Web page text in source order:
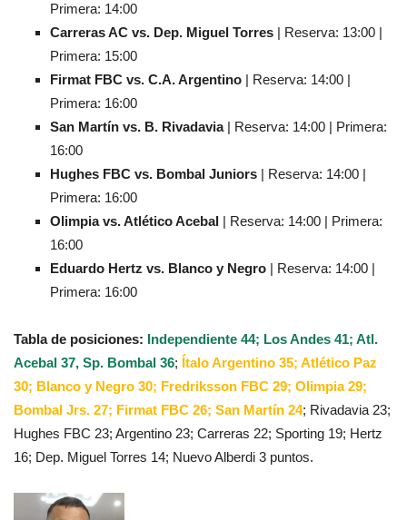
Primera: 14:00
Carreras AC vs. Dep. Miguel Torres | Reserva: 13:00 |
Primera: 15:00
Firmat FBC vs. C.A. Argentino | Reserva: 14:00 |
Primera: 16:00
San Martín vs. B. Rivadavia| Reserva: 14:00 | Primera:
16:00
Hughes FBC vs. Bombal Juniors | Reserva: 14:00 |
Primera: 16:00
Olimpia vs. Atlético Acebal | Reserva: 14:00 | Primera:
16:00
Eduardo Hertz vs. Blanco y Negro | Reserva: 14:00 |
Primera: 16:00
Tabla de posiciones: Independiente 44; Los Andes 41; Atl.
Acebal 37, Sp. Bombal 36; Ítalo Argentino 35; Atlético Paz
30; Blanco y Negro 30; Fredriksson FBC 29; Olimpia 29;
Bombal Jrs. 27; Firmat FBC 26; San Martín 24; Rivadavia 23;
Hughes FBC 23; Argentino 23; Carreras 22; Sporting 19; Hertz
16; Dep. Miguel Torres 14; Nuevo Alberdi 3 puntos.